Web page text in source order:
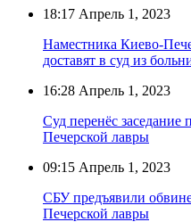
18:17 Апрель 1, 2023
Наместника Киево-
доставят в суд из
16:28 Апрель 1, 2023
Суд перенёс заседание
Печерской лавры
09:15 Апрель 1, 2023
СБУ предъявили
Печерской лавры